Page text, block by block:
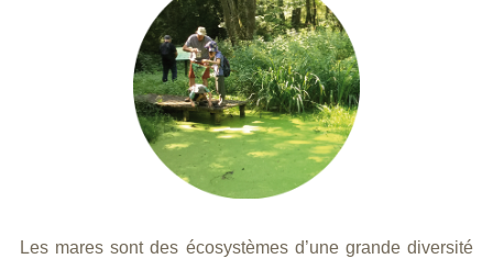
Les mares sont des écosystèmes d’une grande diversité